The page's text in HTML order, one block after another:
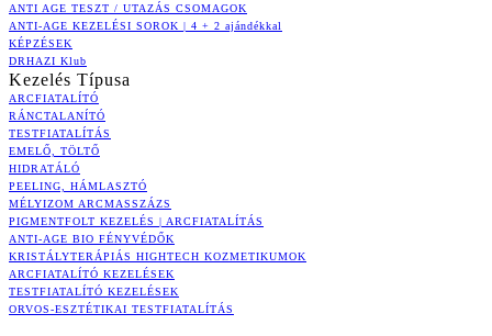
ANTI AGE TESZT / UTAZÁS CSOMAGOK
ANTI-AGE KEZELÉSI SOROK | 4 + 2 ajándékkal
KÉPZÉSEK
DRHAZI Klub
Kezelés Típusa
ARCFIATALÍTÓ
RÁNCTALANÍTÓ
TESTFIATALÍTÁS
EMELŐ, TÖLTŐ
HIDRATÁLÓ
PEELING, HÁMLASZTÓ
MÉLYIZOM ARCMASSZÁZS
PIGMENTFOLT KEZELÉS | ARCFIATALÍTÁS
ANTI-AGE BIO FÉNYVÉDŐK
KRISTÁLYTERÁPIÁS HIGHTECH KOZMETIKUMOK
ARCFIATALÍTÓ KEZELÉSEK
TESTFIATALÍTÓ KEZELÉSEK
ORVOS-ESZTÉTIKAI TESTFIATALÍTÁS